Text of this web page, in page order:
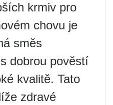
krmiv pro
chovu je
směs
dobrou pověstí
kvalitě. Tato
zdravé